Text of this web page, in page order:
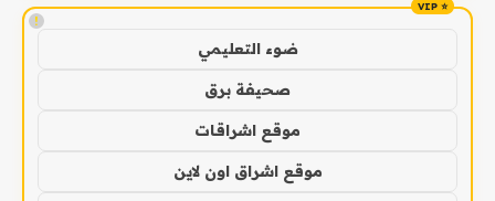
!
ضوء التعليمي
صحيفة برق
موقع اشراقات
موقع اشراق اون لاين